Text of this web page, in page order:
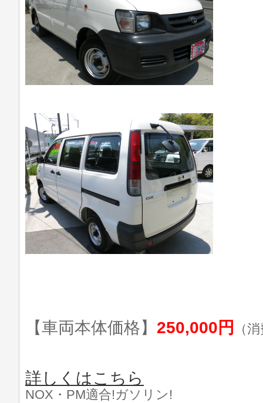
【車両本体価格】 250,000円 （
詳しくはこちら
NOX・PM適合!ガソリン!